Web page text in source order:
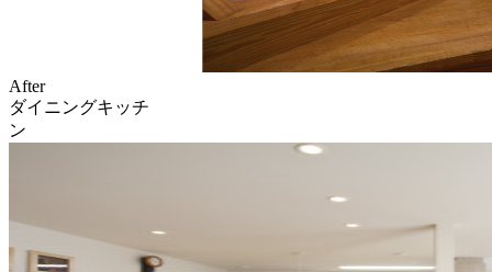
After
ダイニングキッチ
ン